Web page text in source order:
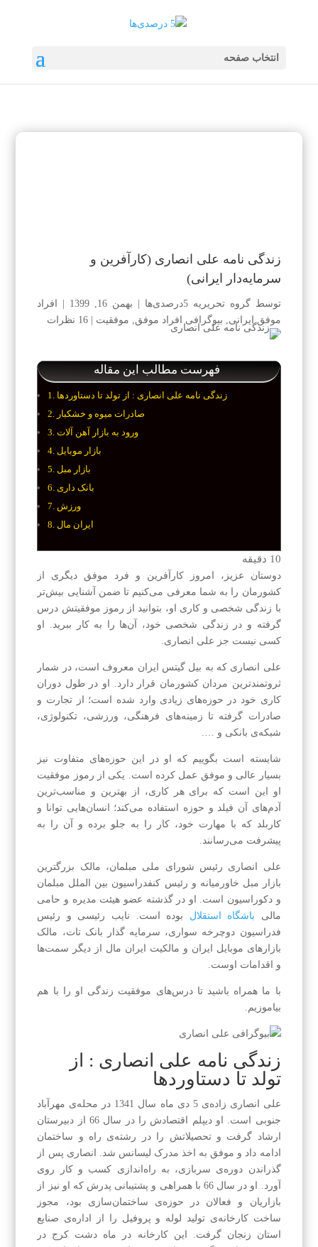
انتخاب صفحه
زندگی نامه علی انصاری (کارآفرین و
سرمایه‌دار ایرانی)
توسطگروه تحریریه 5درصدی‌ها بهمن 16, 1399
افراد
موفق ایرانی, بیوگرافی افراد موفق, موفقیت |16 نظرات
فهرست مطالب این مقاله
زندگی نامه علی انصاری : از تولد تا دستاوردها
صادرات میوه و خشکبار
ورود به بازار آهن آلات
بازار موبایل
بازار مبل
بانک داری
ورزش
ایران مال
10 دقیقه
دوستان عزیز، امروز کارآفرین و فرد موفق دیگری از
کشورمان را به شما معرفی می‌کنیم تا ضمن آشنایی بیش‌تر
با زندگی شخصی و کاری او، بتوانید از رموز موفقیتش درس
گرفته و در زندگی شخصی خود، آن‌ها را به کار ببرید. او
کسی نیست جز علی انصاری.
علی انصاری که به بیل گیتس ایران معروف است، در شمار
ثروتمندترین مردان کشورمان قرار دارد. او در طول دوران
کاری خود در حوزه‌های زیادی وارد شده است؛ از تجارت و
صادرات گرفته تا زمینه‌های فرهنگی، ورزشی، تکنولوژی،
شبکه‌ی بانکی و ….
شایسته است بگوییم که او در این حوزه‌های متفاوت نیز
بسیار عالی و موفق عمل کرده است. یکی از رموز موفقیت
او این است که برای هر کاری، از بهترین و مناسب‌ترین
آدم‌های آن فیلد و حوزه استفاده می‌کند؛ انسان‌هایی توانا و
کاربلد که با مهارت خود، کار را به جلو برده و آن را به
پیشرفت می‌رسانند.
علی انصاری رئیس شورای ملی مبلمان، مالک بزرگترین
بازار مبل خاورمیانه و رئیس کنفدراسیون بین الملل مبلمان
و دکوراسیون است. او در گذشته عضو هیئت مدیره و حامی
مالی باشگاه استقلال بوده است. نایب رئیسی و رئیس
فدراسیون دوچرخه سواری، سرمایه گذار بانک تات، مالک
بازارهای موبایل ایران و مالکیت ایران مال از دیگر سمت‌ها
و اقدامات اوست.
با ما همراه باشید تا درس‌های موفقیت زندگی او را با هم
بیاموزیم.
زندگی نامه علی انصاری : از
تولد تا دستاوردها
علی انصاری زاده‌ی 5 دی ماه سال 1341 در محله‌ی مهرآباد
جنوبی است. او دیپلم اقتصادش را در سال 66 از دبیرستان
ارشاد گرفت و تحصیلاتش را در رشته‌ی راه و ساختمان
ادامه داد و موفق به اخذ مدرک لیسانس شد. انصاری پس از
گذراندن دوره‌ی سربازی، به راه‌اندازی کسب و کار روی
آورد. او در سال 66 با همراهی و پشتیبانی پدرش که او نیز از
بازاریان و فعالان در حوزه‌ی ساختمان‌سازی بود، مجوز
ساخت کارخانه‌ی تولید لوله و پروفیل را از اداره‌ی صنایع
استان زنجان گرفت. این کارخانه در ماه دشت کرج در